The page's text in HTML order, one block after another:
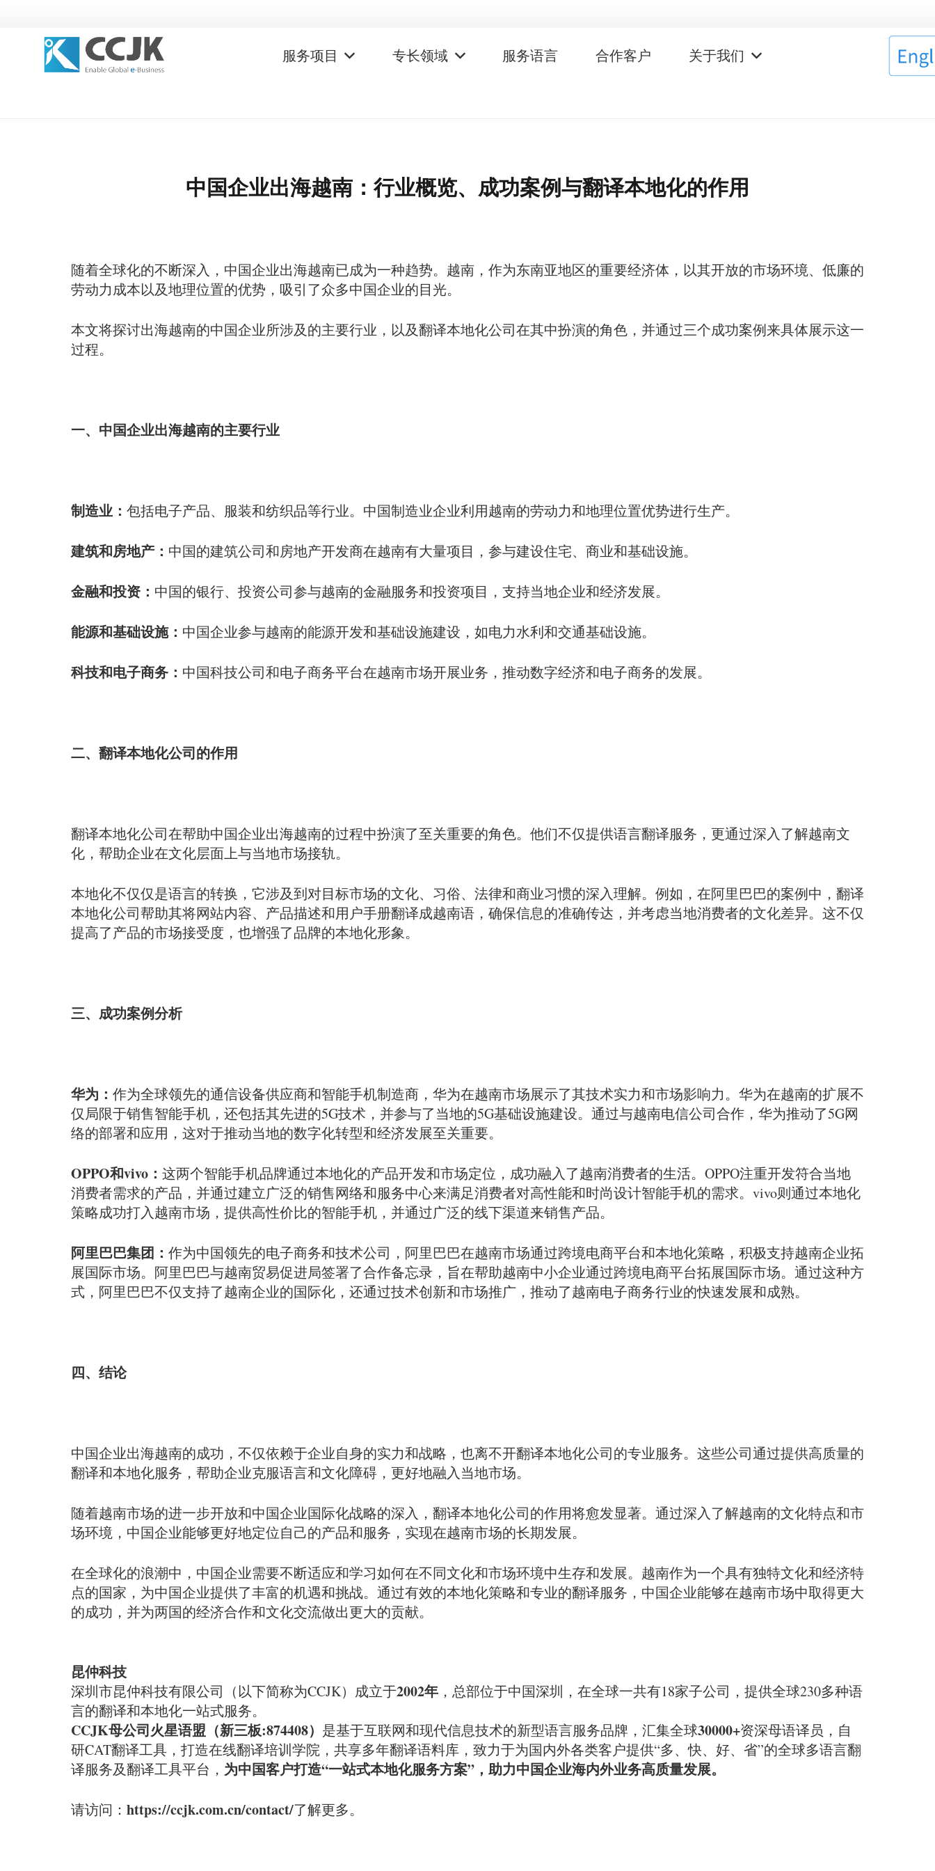
服务项目 专长领域 服务语言 合作客户 关于我们
中国企业出海越南：行业概览、成功案例与翻译本地化的作用
随着全球化的不断深入，中国企业出海越南已成为一种趋势。越南，作为东南亚地区的重要经济体，以其开放的市场环境、低廉的
劳动力成本以及地理位置的优势，吸引了众多中国企业的目光。
本文将探讨出海越南的中国企业所涉及的主要行业，以及翻译本地化公司在其中扮演的角色，并通过三个成功案例来具体展示这一
过程。
一、中国企业出海越南的主要行业
制造业： 包括电子产品、服装和纺织品等行业。中国制造业企业利用越南的劳动力和地理位置优势进行生产。
建筑和房地产： 中国的建筑公司和房地产开发商在越南有大量项目，参与建设住宅、商业和基础设施。
金融和投资： 中国的银行、投资公司参与越南的金融服务和投资项目，支持当地企业和经济发展。
能源和基础设施： 中国企业参与越南的能源开发和基础设施建设，如电力水利和交通基础设施。
科技和电子商务： 中国科技公司和电子商务平台在越南市场开展业务，推动数字经济和电子商务的发展。
二、翻译本地化公司的作用
翻译本地化公司在帮助中国企业出海越南的过程中扮演了至关重要的角色。他们不仅提供语言翻译服务，更通过深入了解越南文
化，帮助企业在文化层面上与当地市场接轨。
本地化不仅仅是语言的转换，它涉及到对目标市场的文化、习俗、法律和商业习惯的深入理解。例如，在阿里巴巴的案例中，翻译
本地化公司帮助其将网站内容、产品描述和用户手册翻译成越南语，确保信息的准确传达，并考虑当地消费者的文化差异。这不仅
提高了产品的市场接受度，也增强了品牌的本地化形象。
三、成功案例分析
华为： 作为全球领先的通信设备供应商和智能手机制造商，华为在越南市场展示了其技术实力和市场影响力。华为在越南的扩展不
仅局限于销售智能手机，还包括其先进的5G技术，并参与了当地的5G基础设施建设。通过与越南电信公司合作，华为推动了5G网
络的部署和应用，这对于推动当地的数字化转型和经济发展至关重要。
OPPO和vivo： 这两个智能手机品牌通过本地化的产品开发和市场定位，成功融入了越南消费者的生活。OPPO注重开发符合当地
消费者需求的产品，并通过建立广泛的销售网络和服务中心来满足消费者对高性能和时尚设计智能手机的需求。vivo则通过本地化
策略成功打入越南市场，提供高性价比的智能手机，并通过广泛的线下渠道来销售产品。
阿里巴巴集团： 作为中国领先的电子商务和技术公司，阿里巴巴在越南市场通过跨境电商平台和本地化策略，积极支持越南企业拓
展国际市场。阿里巴巴与越南贸易促进局签署了合作备忘录，旨在帮助越南中小企业通过跨境电商平台拓展国际市场。通过这种方
式，阿里巴巴不仅支持了越南企业的国际化，还通过技术创新和市场推广，推动了越南电子商务行业的快速发展和成熟。
四、结论
中国企业出海越南的成功，不仅依赖于企业自身的实力和战略，也离不开翻译本地化公司的专业服务。这些公司通过提供高质量的
翻译和本地化服务，帮助企业克服语言和文化障碍，更好地融入当地市场。
随着越南市场的进一步开放和中国企业国际化战略的深入，翻译本地化公司的作用将愈发显著。通过深入了解越南的文化特点和市
场环境，中国企业能够更好地定位自己的产品和服务，实现在越南市场的长期发展。
在全球化的浪潮中，中国企业需要不断适应和学习如何在不同文化和市场环境中生存和发展。越南作为一个具有独特文化和经济特
点的国家，为中国企业提供了丰富的机遇和挑战。通过有效的本地化策略和专业的翻译服务，中国企业能够在越南市场中取得更大
的成功，并为两国的经济合作和文化交流做出更大的贡献。
昆仲科技
深圳市昆仲科技有限公司（以下简称为CCJK）成立于2002年 ，总部位于中国深圳，在全球一共有18家子公司，提供全球230多种语
言的翻译和本地化一站式服务。
CCJK母公司火星语盟（新三板:874408） 是基于互联网和现代信息技术的新型语言服务品牌，汇集全球30000+资深母语译员，自
研CAT翻译工具，打造在线翻译培训学院，共享多年翻译语料库，致力于为国内外各类客户提供“多、快、好、省”的全球多语言翻
译服务及翻译工具平台， 为中国客户打造“一站式本地化服务方案”，助力中国企业海内外业务高质量发展。
请访问： https://ccjk.com.cn/contact/了解更多。